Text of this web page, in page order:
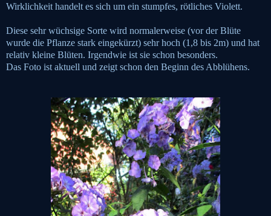
Wirklichkeit handelt es sich um ein stumpfes, rötliches Violett.
Diese sehr wüchsige Sorte wird normalerweise (vor der Blüte
wurde die Pflanze stark eingekürzt) sehr hoch (1,8 bis 2m) und hat
relativ kleine Blüten. Irgendwie ist sie schon besonders.
Das Foto ist aktuell und zeigt schon den Beginn des Abblühens.